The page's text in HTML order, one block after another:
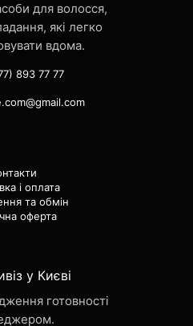
для волосся,
які легко
вдома.
893 77 77
і оплата
та обмін
оферта
у Києві
готовності